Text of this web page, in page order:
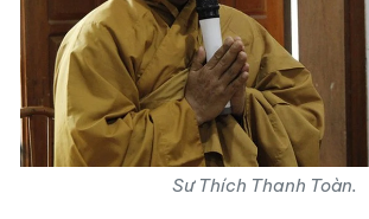
Sư Thích Thanh Toàn.